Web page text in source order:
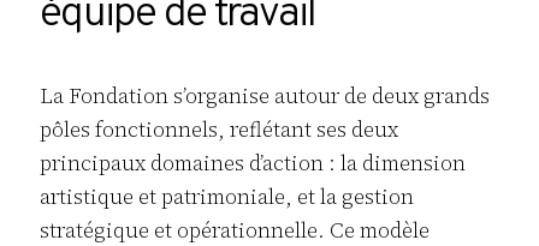
équipe de travail
La Fondation s’organise autour de deux grands
pôles fonctionnels, reflétant ses deux
principaux domaines d’action : la dimension
artistique et patrimoniale, et la gestion
stratégique et opérationnelle. Ce modèle